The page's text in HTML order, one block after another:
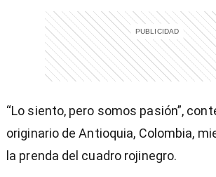
“Lo siento, pero somos pasión”,
originario de Antioquia, Colombia,
la prenda del cuadro rojinegro.